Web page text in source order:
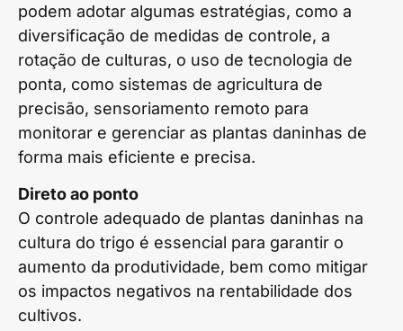
podem adotar algumas estratégias, como a
diversificação de medidas de controle, a
rotação de culturas, o uso de tecnologia de
ponta, como sistemas de agricultura de
precisão, sensoriamento remoto para
monitorar e gerenciar as plantas daninhas de
forma mais eficiente e precisa.
Direto ao ponto
O controle adequado de plantas daninhas na
cultura do trigo é essencial para garantir o
aumento da produtividade, bem como mitigar
os impactos negativos na rentabilidade dos
cultivos.